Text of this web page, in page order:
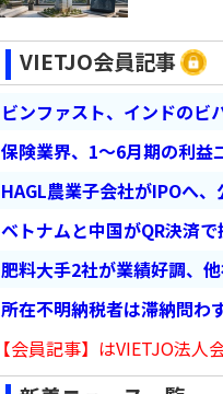
VIETJO会員記事
ビンファスト、インドの
保険業界、1～6月期の利
HAGL農業子会社がIPOへ
ベトナムと中国がQR決済
肥料大手2社が業績好調、
所在不明納税者は滞納問わ
【会員記事】はVIETJO法